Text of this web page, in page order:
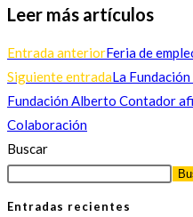
Leer más artículos
Entrada anteriorFeria de
Siguiente entradaLa
Fundación Alberto Contador
Colaboración
Buscar
Entradas recientes